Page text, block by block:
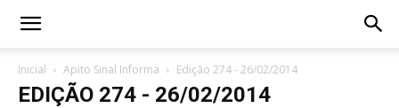
Inicial Apito Sinal Informa Edição 274 - 26/02/2014
EDIÇÃO 274 - 26/02/2014